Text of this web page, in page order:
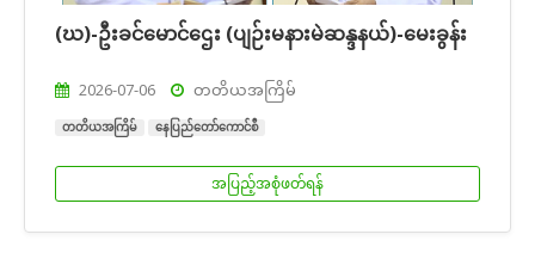
(ဃ)-ဦးခင်မောင်ဌေး (ပျဉ်းမနားမဲဆန္ဒနယ်)-မေးခွန်း
2026-07-06 တတိယအကြိမ်
တတိယအကြိမ် နေပြည်တော်ကောင်စီ
အပြည့်အစုံဖတ်ရန်